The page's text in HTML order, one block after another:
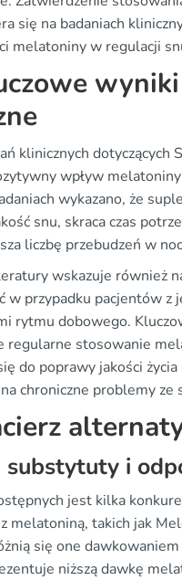
się na badaniach
melatoniny w regulacji
wyniki
klinicznych dotyczących
wpływ
wykazano, że
snu, skraca czas
liczbę przebudzeń w
wskazuje również
w przypadku pacjentów z
rytmu dobowego.
regularne stosowanie
do poprawy jakości
chroniczne problemy ze
substytuty i
jest kilka
melatoniną, takich jak
się one
niższą dawkę